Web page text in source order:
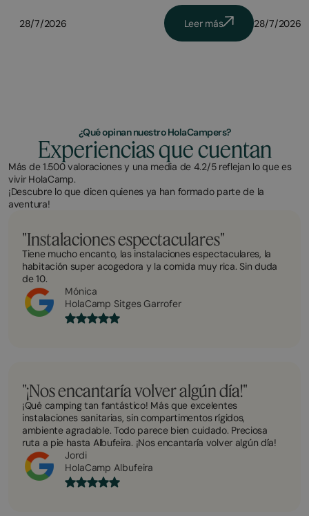
28/7/2026 Leer más 28/7/2026
¿Qué opinan nuestro HolaCampers?
Experiencias que cuentan
Más de 1.500 valoraciones y una media de 4.2/5 reflejan lo que es
vivir HolaCamp.
¡Descubre lo que dicen quienes ya han formado parte de la
aventura!
"Instalaciones espectaculares"
Tiene mucho encanto, las instalaciones espectaculares, la
habitación super acogedora y la comida muy rica. Sin duda
de 10.
Mónica
HolaCamp Sitges Garrofer
"¡Nos encantaría volver algún día!"
¡Qué camping tan fantástico! Más que excelentes
instalaciones sanitarias, sin compartimentos rígidos,
ambiente agradable. Todo parece bien cuidado. Preciosa
ruta a pie hasta Albufeira. ¡Nos encantaría volver algún día!
Jordi
HolaCamp Albufeira